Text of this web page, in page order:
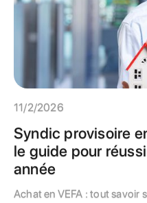
11/2/2026
Syndic provisoire
le guide pour
année
Achat en VEFA : tout savoir